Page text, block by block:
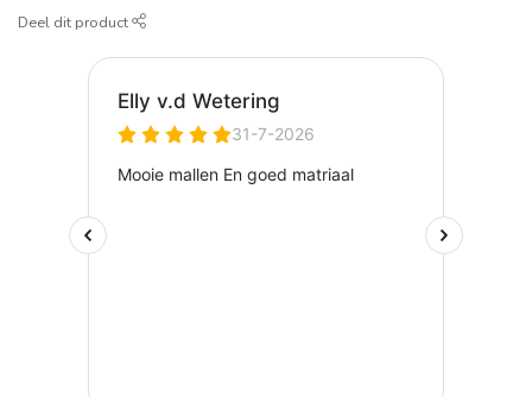
Deel dit product